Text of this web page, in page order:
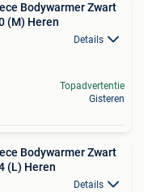
Bodywarmer Zwart
(M) Heren
Details
Topadvertentie
Gisteren
Bodywarmer Zwart
(L) Heren
Details